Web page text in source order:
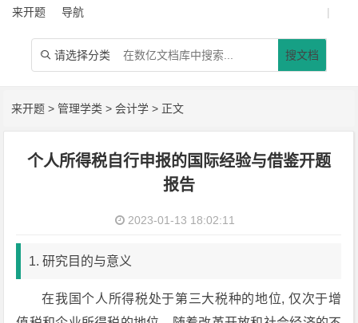
来开题 导航 |
 请选择分类 搜文档
来开题 >管理学类 >会计学 > 正文
个人所得税自行申报的国际经验与借鉴开题
报告
2023-01-13 18:02:11
1. 研究目的与意义
在我国个人所得税处于第三大税种的地位, 仅次于增